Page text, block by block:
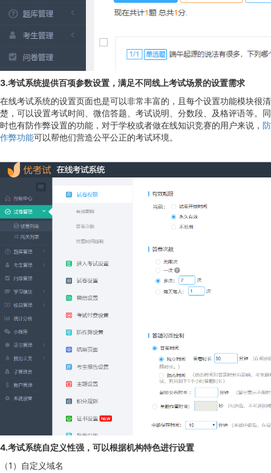
3.考试系统提供百项参数设置，满足不同线上考试场景的设置需求
在线考试系统的设置页面也是可以非常丰富的，且每个设置功能模块很清
楚，可以设置考试时间、微信答题、考试说明、分数段、及格评语等。同
时也有防作弊设置的功能，对于学校或者做在线知识竞赛的用户来说， 防
作弊功能可以帮他们营造公平公正的考试环境。
4.考试系统自定义性强，可以根据机构特色进行设置
（1）自定义域名